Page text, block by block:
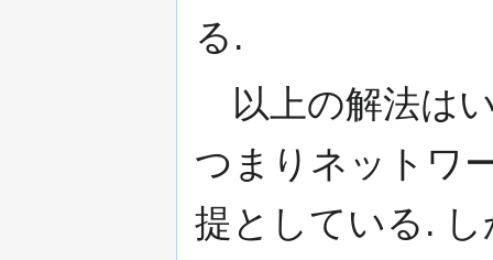
る.
以上の解法は
つまりネットワ
提としている.